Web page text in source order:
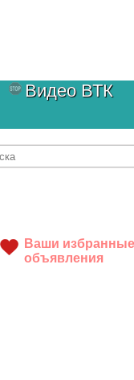
Видео ВТК
Ваши избранные
объявления